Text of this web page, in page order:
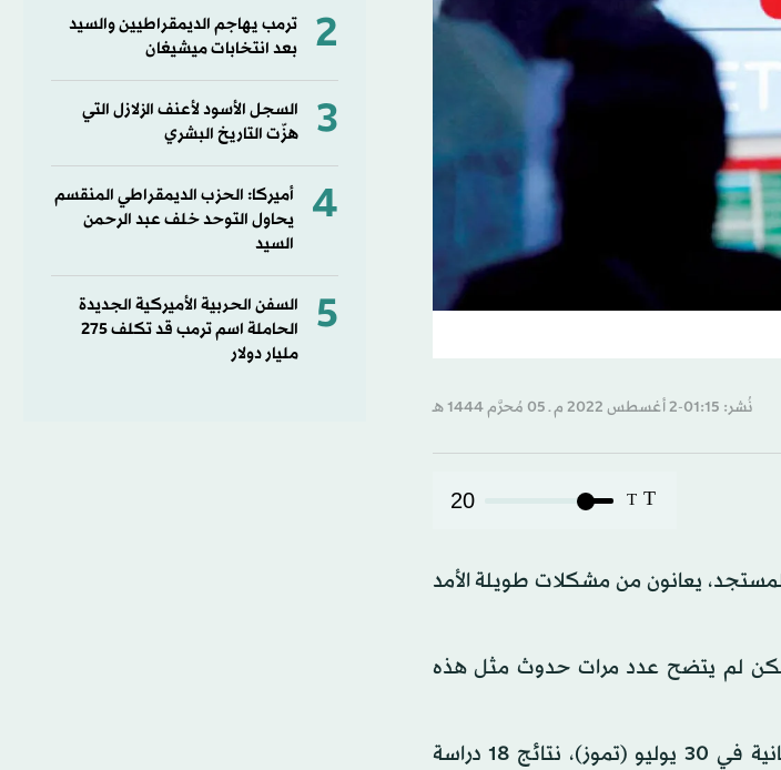
نُشر: 01:15-2 أغسطس 2022 م ـ 05 مُحرَّم 1444 هـ
T
T
20
كورونا المستجد، يعانون من مشكلات طويلة الأمد
لكن لم يتضح عدد مرات حدوث مثل هذه
وفي محاولة لمعرفة ذلك، حلل الباحثون في دراسة نُشرت بالمجلة الطبية البريطانية في 30 يوليو (تموز)، نتائج 18 دراسة
2
ترمب يهاجم الديمقراطيين والسيد
بعد انتخابات ميشيغان
3
السجل الأسود لأعنف الزلازل التي
هزّت التاريخ البشري
4
أميركا: الحزب الديمقراطي المنقسم
يحاول التوحد خلف عبد الرحمن
السيد
5
السفن الحربية الأميركية الجديدة
الحاملة اسم ترمب قد تكلف 275
مليار دولار